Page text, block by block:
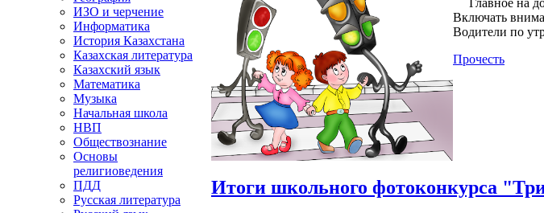
ИЗО и черчение
Информатика
История Казахстана
Казахская литература
Казахский язык
Математика
Музыка
Начальная школа
НВП
Обществознание
Основы
религиоведения
ПДД
Русская литература
Включать
Водители по
Прочесть
Итоги школьного фотоконкурса